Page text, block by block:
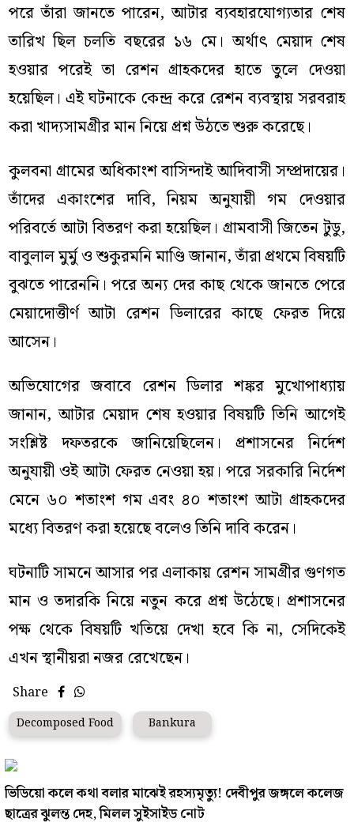
পরে তাঁরা জানতে পারেন, আটার ব্যবহারযোগ্যতার শেষ
তারিখ ছিল চলতি বছরের ১৬ মে। অর্থাৎ মেয়াদ শেষ
হওয়ার পরেই তা রেশন গ্রাহকদের হাতে তুলে দেওয়া
হয়েছিল। এই ঘটনাকে কেন্দ্র করে রেশন ব্যবস্থায় সরবরাহ
করা খাদ্যসামগ্রীর মান নিয়ে প্রশ্ন উঠতে শুরু করেছে।
কুলবনা গ্রামের অধিকাংশ বাসিন্দাই আদিবাসী সম্প্রদায়ের।
তাঁদের একাংশের দাবি, নিয়ম অনুযায়ী গম দেওয়ার
পরিবর্তে আটা বিতরণ করা হয়েছিল। গ্রামবাসী জিতেন টুডু,
বাবুলাল মুর্মু ও শুকুরমনি মাণ্ডি জানান, তাঁরা প্রথমে বিষয়টি
বুঝতে পারেননি। পরে অন্য দের কাছ থেকে জানতে পেরে
মেয়াদোত্তীর্ণ আটা রেশন ডিলারের কাছে ফেরত দিয়ে
আসেন।
অভিযোগের জবাবে রেশন ডিলার শঙ্কর মুখোপাধ্যায়
জানান, আটার মেয়াদ শেষ হওয়ার বিষয়টি তিনি আগেই
সংশ্লিষ্ট দফতরকে জানিয়েছিলেন। প্রশাসনের নির্দেশ
অনুযায়ী ওই আটা ফেরত নেওয়া হয়। পরে সরকারি নির্দেশ
মেনে ৬০ শতাংশ গম এবং ৪০ শতাংশ আটা গ্রাহকদের
মধ্যে বিতরণ করা হয়েছে বলেও তিনি দাবি করেন।
ঘটনাটি সামনে আসার পর এলাকায় রেশন সামগ্রীর গুণগত
মান ও তদারকি নিয়ে নতুন করে প্রশ্ন উঠেছে। প্রশাসনের
পক্ষ থেকে বিষয়টি খতিয়ে দেখা হবে কি না, সেদিকেই
এখন স্থানীয়রা নজর রেখেছেন।
Share
Decomposed Food Bankura
ভিডিয়ো কলে কথা বলার মাঝেই রহস্যমৃত্যু! দেবীপুর জঙ্গলে কলেজ
ছাত্রের ঝুলন্ত দেহ, মিলল সুইসাইড নোট